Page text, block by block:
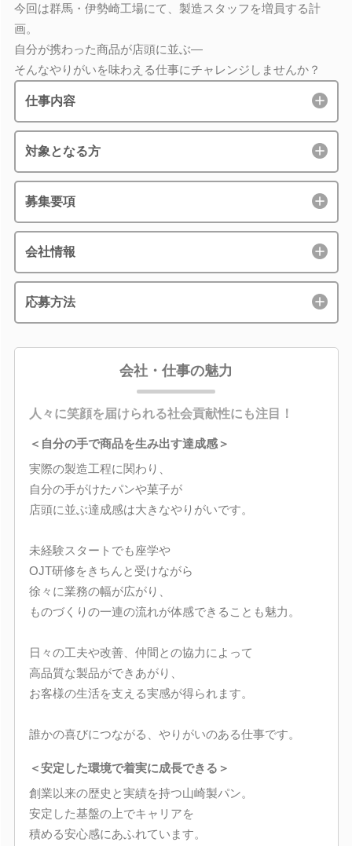
今回は群馬・伊勢崎工場にて、製造スタッフを増員する計
画。
自分が携わった商品が店頭に並ぶ―
そんなやりがいを味わえる仕事にチャレンジしませんか？
仕事内容
対象となる方
募集要項
会社情報
応募方法
会社・仕事の魅力
人々に笑顔を届けられる社会貢献性にも注目！
＜自分の手で商品を生み出す達成感＞
実際の製造工程に関わり、
自分の手がけたパンや菓子が
店頭に並ぶ達成感は大きなやりがいです。
未経験スタートでも座学や
OJT研修をきちんと受けながら
徐々に業務の幅が広がり、
ものづくりの一連の流れが体感できることも魅力。
日々の工夫や改善、仲間との協力によって
高品質な製品ができあがり、
お客様の生活を支える実感が得られます。
誰かの喜びにつながる、やりがいのある仕事です。
＜安定した環境で着実に成長できる＞
創業以来の歴史と実績を持つ山崎製パン。
安定した基盤の上でキャリアを
積める安心感にあふれています。